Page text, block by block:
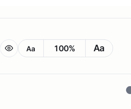
Aa 100% Aa